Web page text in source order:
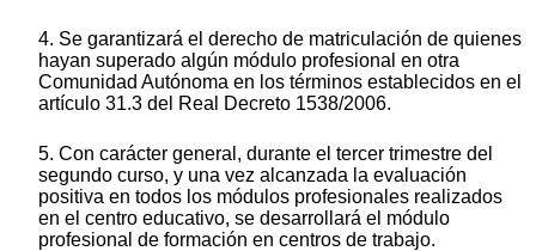
4. Se garantizará el derecho de matriculación de quienes
hayan superado algún módulo profesional en otra
Comunidad Autónoma en los términos establecidos en el
artículo 31.3 del Real Decreto 1538/2006.
5. Con carácter general, durante el tercer trimestre del
segundo curso, y una vez alcanzada la evaluación
positiva en todos los módulos profesionales realizados
en el centro educativo, se desarrollará el módulo
profesional de formación en centros de trabajo.